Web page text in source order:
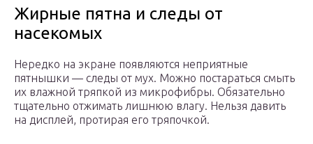
Жирные пятна и следы от
насекомых
Нередко на экране появляются неприятные
пятнышки — следы от мух. Можно постараться смыть
их влажной тряпкой из микрофибры. Обязательно
тщательно отжимать лишнюю влагу. Нельзя давить
на дисплей, протирая его тряпочкой.